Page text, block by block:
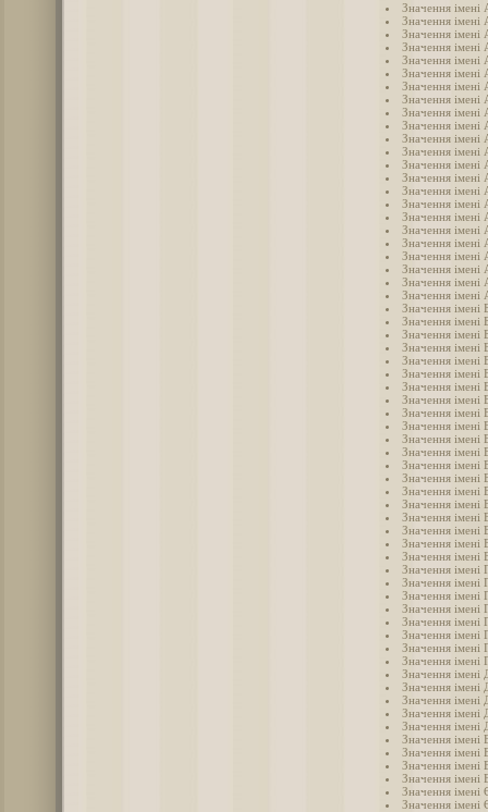
Значення імені
Значення імені
Значення імені
Значення імені
Значення імені
Значення імені
Значення імені
Значення імені
Значення імені
Значення імені
Значення імені
Значення імені
Значення імені
Значення імені
Значення імені
Значення імені
Значення імені
Значення імені
Значення імені
Значення імені
Значення імені
Значення імені
Значення імені
Значення імені
Значення імені
Значення імені
Значення імені
Значення імені
Значення імені
Значення імені
Значення імені
Значення імені
Значення імені
Значення імені
Значення імені
Значення імені
Значення імені
Значення імені
Значення імені
Значення імені
Значення
Значення імені
Значення імені
Значення імені
Значення імені
Значення імені
Значення імені
Значення імені
Значення імені
Значення імені
Значення імені
Значення імені
Значення імені
Значення імені
Значення імені
Значення імені
Значення імені
Значення імені
Значення імені
Значення імені
Значення імені
Значення імені